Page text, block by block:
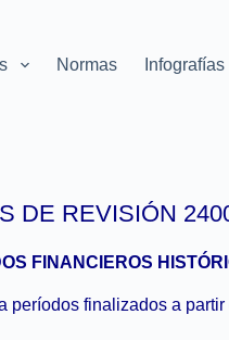
Normas Infografías
DE REVISIÓN
FINANCIEROS
finalizados a